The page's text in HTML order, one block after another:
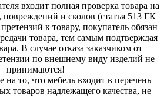
входит полная проверка товара на
повреждений и сколов (статья 513 ГК
к товару, покупатель обязан
товара, тем самым подтверждая
В случае отказа заказчиком от
по внешнему виду изделий не
принимаются!
то, что мебель входит в перечень
товаров надлежащего качества, не